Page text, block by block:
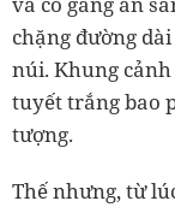
chặng đường
núi. Khung
tuyết trắng bao
tượng.
Thế nhưng, từ